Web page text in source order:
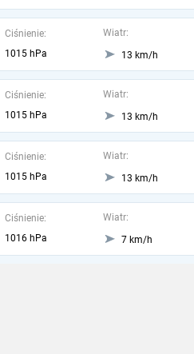
Ciśnienie:
1015 hPa
Wiatr:
13 km/h
Ciśnienie:
1015 hPa
Wiatr:
13 km/h
Ciśnienie:
1015 hPa
Wiatr:
13 km/h
Ciśnienie:
1016 hPa
Wiatr:
7 km/h